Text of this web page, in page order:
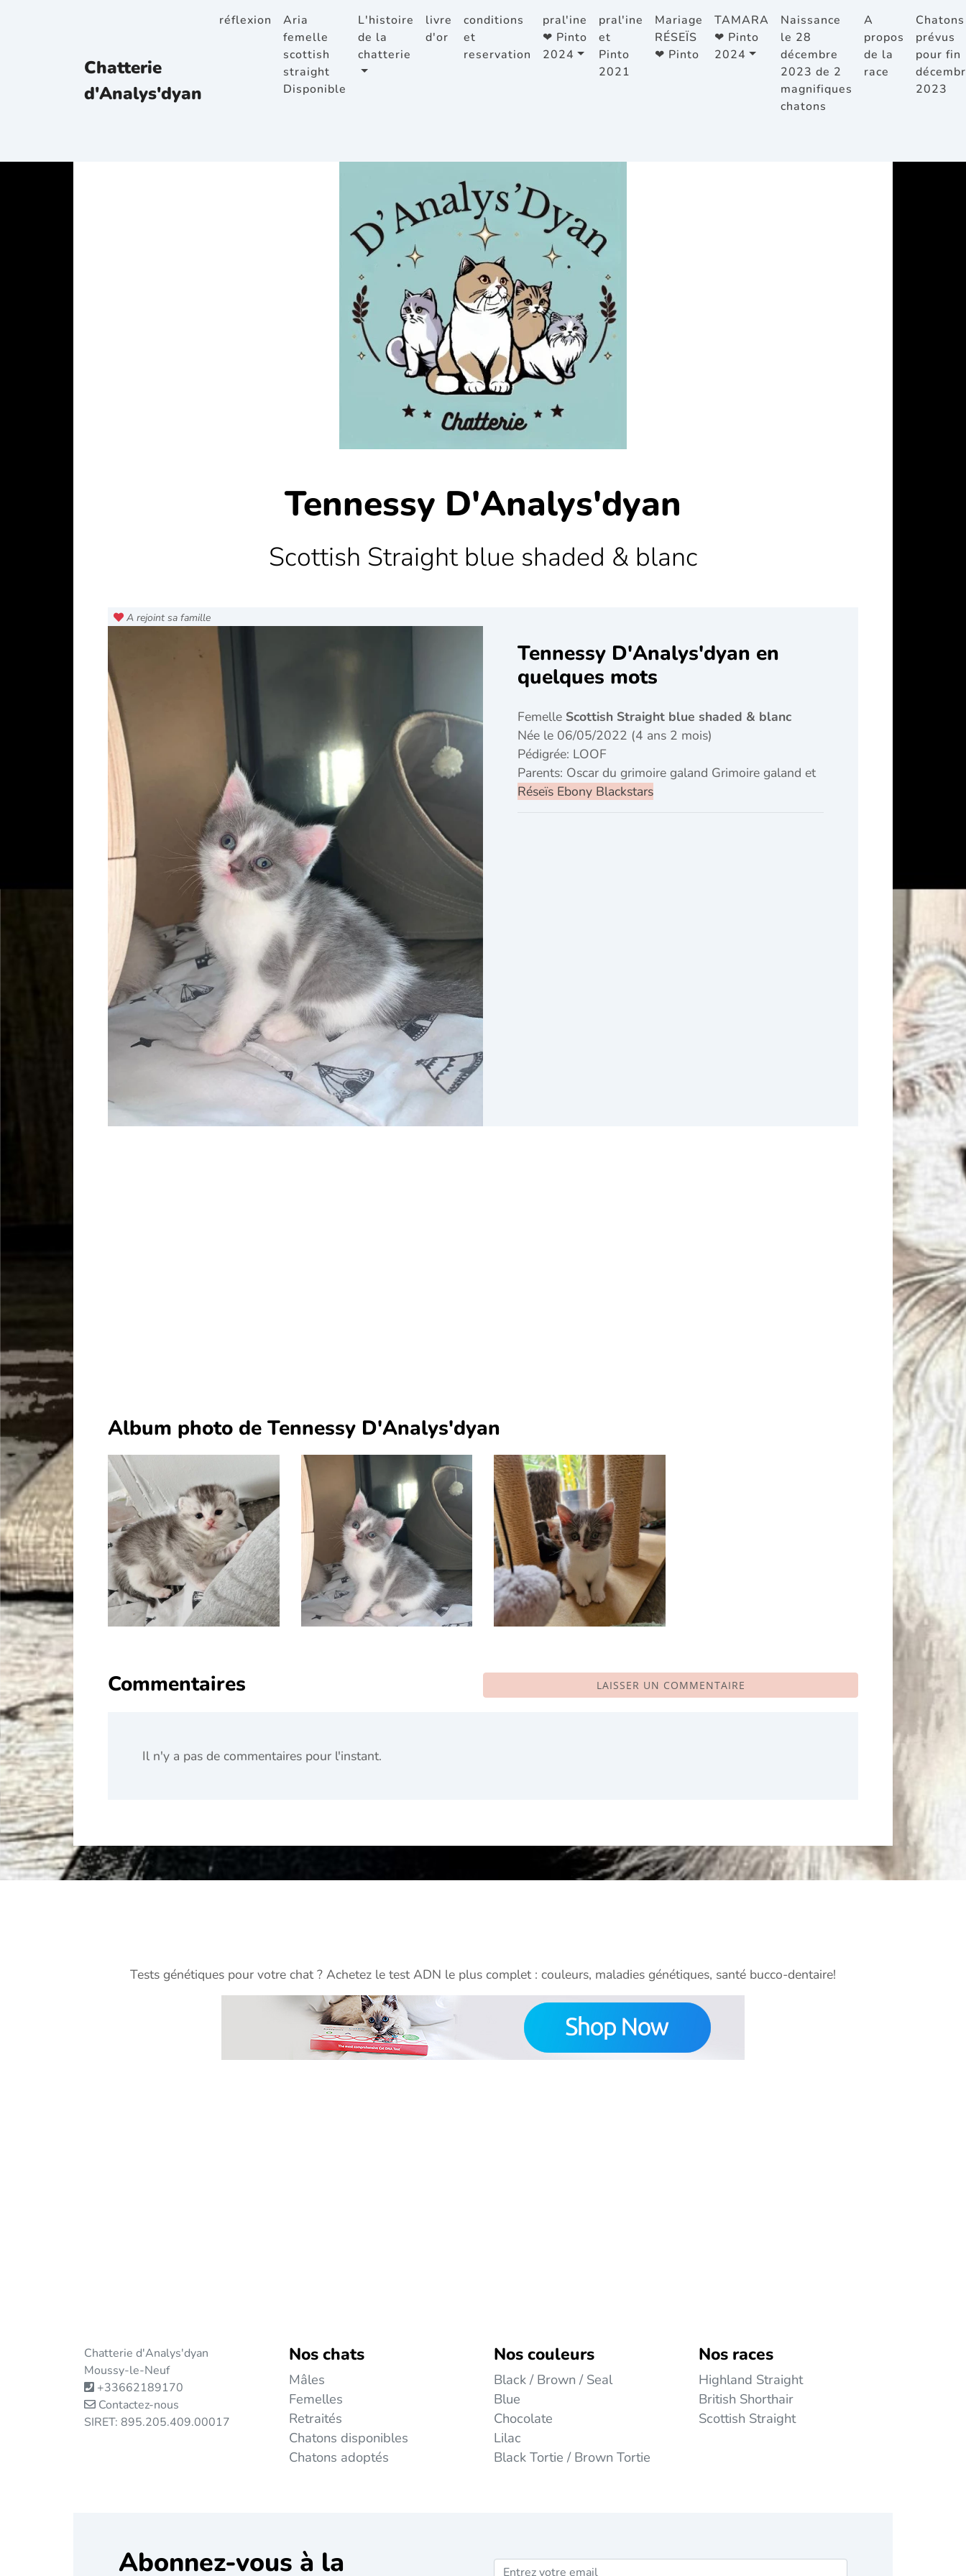
Chatterie
d'Analys'dyan
réflexion
Aria
femelle
scottish
straight
Disponible
L'histoire
de la
chatterie
livre
d'or
conditions
et
reservation
pral'ine
❤ Pinto
2024
pral'ine
et
Pinto
2021
Mariage
RÉSEÏS
❤ Pinto
TAMARA
❤ Pinto
2024
Naissance
le 28
décembre
2023 de 2
magnifiques
chatons
A
propos
de la
race
Chatons
prévus
pour fin
2023
Tennessy D'Analys'dyan
Scottish Straight blue shaded & blanc
A rejoint sa famille
Tennessy D'Analys'dyan en
quelques mots
Femelle Scottish Straight blue shaded & blanc
Née le 06/05/2022 (4 ans 2 mois)
Pédigrée: LOOF
Parents: Oscar du grimoire galand Grimoire galand et
Réseïs Ebony Blackstars
Album photo de Tennessy D'Analys'dyan
Commentaires LAISSER UN COMMENTAIRE
Il n'y a pas de commentaires pour l'instant.
Tests génétiques pour votre chat ? Achetez le test ADN le plus complet : couleurs, maladies génétiques, santé bucco-dentaire!
Chatterie d'Analys'dyan
Moussy-le-Neuf
+33662189170
Contactez-nous
SIRET: 895.205.409.00017
Nos chats
Mâles
Femelles
Retraités
Chatons disponibles
Chatons adoptés
Nos couleurs
Black / Brown / Seal
Blue
Chocolate
Lilac
Black Tortie / Brown Tortie
Nos races
Highland Straight
British Shorthair
Scottish Straight
Abonnez-vous à la